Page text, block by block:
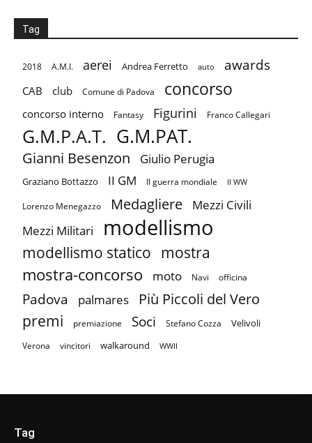
Tag
2018 A.M.I. aerei Andrea Ferretto auto awards
CAB club Comune di Padova concorso
concorso interno Fantasy Figurini Franco Callegari
G.M.P.A.T. G.M.PAT.
Gianni Besenzon Giulio Perugia
Graziano Bottazzo II GM II guerra mondiale II WW
Lorenzo Menegazzo Medagliere Mezzi Civili
Mezzi Militari modellismo
modellismo statico mostra
mostra-concorso moto Navi officina
Padova palmares Più Piccoli del Vero
premi premiazione Soci Stefano Cozza Velivoli
Verona vincitori walkaround WWII
Tag